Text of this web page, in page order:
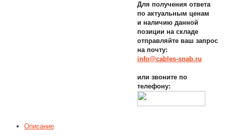
Для получения ответа
по актуальным ценам
и наличию данной
позиции на складе
отправляйте ваш запрос
на почту:
info@cables-snab.ru
или звоните по
телефону:
Описание